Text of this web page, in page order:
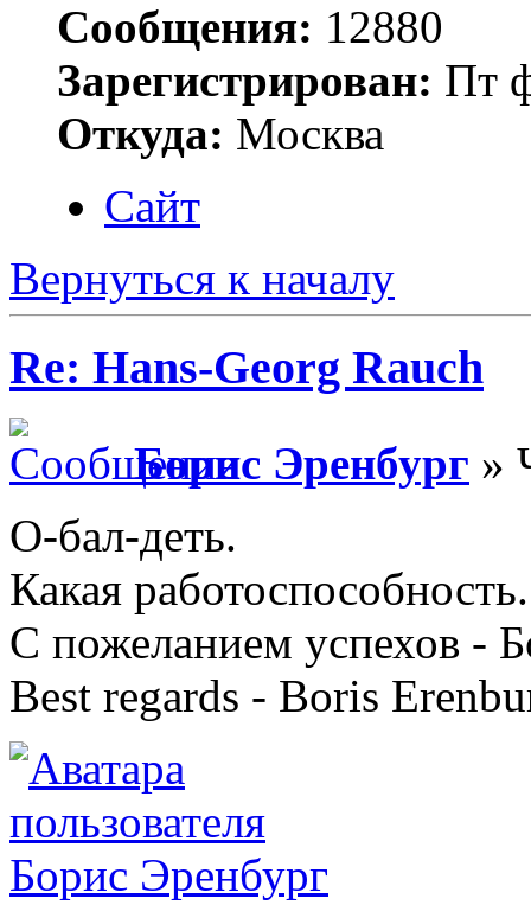
Сообщения: 12880
Зарегистрирован: Пт
Откуда: Москва
Сайт
Вернуться к началу
Re: Hans-Georg Rauch
Борис Эренбург »
О-бал-деть.
Какая
С пожеланием успехов -
Best regards - Boris
Борис Эренбург